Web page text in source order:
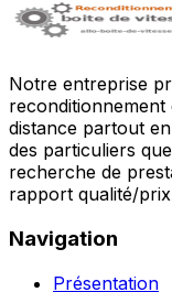
Notre entreprise
reconditionnement
distance partout
des particuliers
recherche de
rapport qualité/
Navigation
Présentation